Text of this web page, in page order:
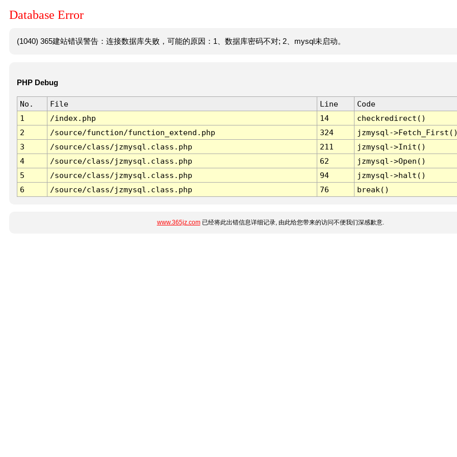
Database Error
(1040) 365建站错误警告：连接数据库失败，可能的原因：1、数据库密码不对; 2、mysql未启动。
PHP Debug
No. File Line
Code
1
/index.php 14
checkredirect()
2
/source/function/function_extend.php 324
jzmysql-
3
/source/class/jzmysql.class.php 211
jzmysql->Init()
4
/source/class/jzmysql.class.php 62
jzmysql->Open()
5
/source/class/jzmysql.class.php 94
jzmysql->halt()
6
/source/class/jzmysql.class.php 76 break()
www.365jz.com已经将此出错信息详细记录, 由此给您带来的访问不便我们深感歉意.